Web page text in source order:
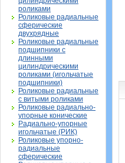
роликами
Роликовые радиальные
сферические
двухрядные
Роликовые радиальные
подшипники с
длинными
цилиндрическими
роликами (игольчатые
подшипники)
Роликовые радиальные
с витыми роликами
Роликовые радиально-
упорные конические
Радиально-упорные
игольчатые (РИК)
Роликовые упорно-
радиальные
сферические